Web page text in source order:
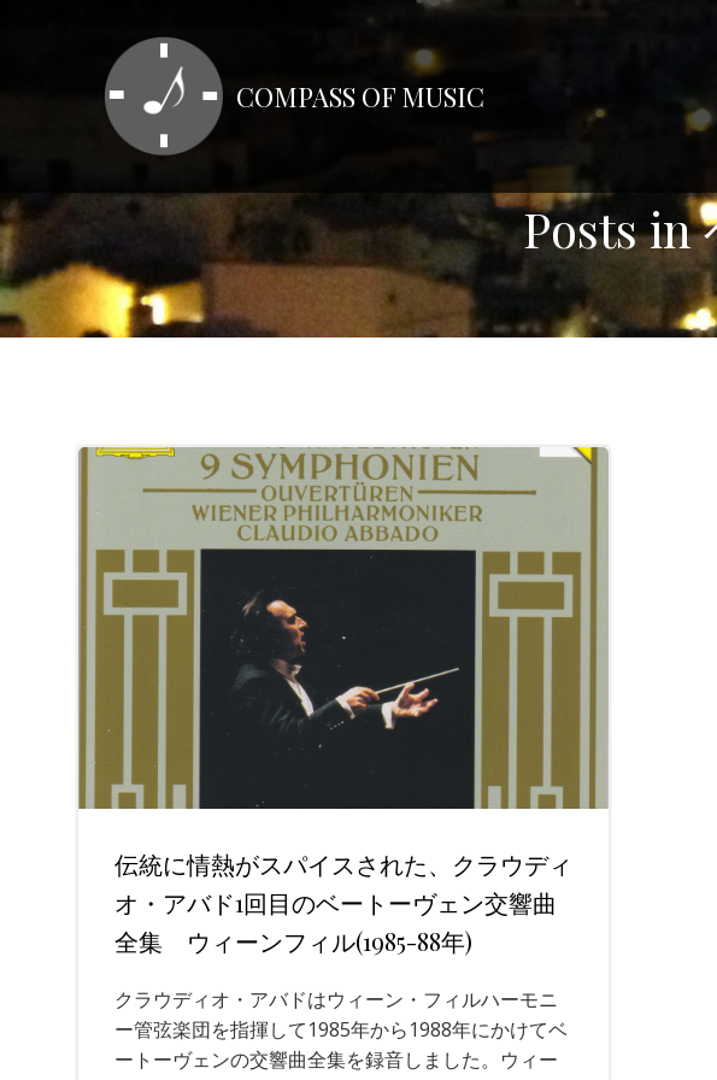
キ
ッ
プ
COMPASS OF MUSIC
Posts in
伝統に情熱がスパイスされた、クラウディ
オ・アバド1回目のベートーヴェン交響曲
全集 ウィーンフィル(1985-88年)
クラウディオ・アバドはウィーン・フィルハーモニ
ー管弦楽団を指揮して1985年から1988年にかけてベ
ートーヴェンの交響曲全集を録音しました。ウィー